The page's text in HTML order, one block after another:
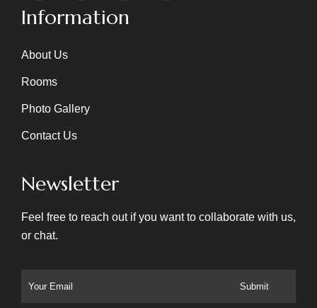
Information
About Us
Rooms
Photo Gallery
Contact Us
Newsletter
Feel free to reach out if you want to collaborate with us,
or chat.